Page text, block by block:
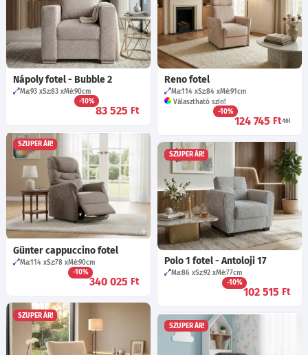
Nápoly fotel - Bubble 2
Ma:93 Sz:83 Mé:90cm
-10%
83 525 Ft
Reno fotel
Ma:114 Sz:84 Mé:91cm
Választható szín!
-10%
124 745 Ft-tól
SZUPER ÁR!
Günter cappuccino fotel
Ma:114 Sz:78 Mé:90cm
-10%
340 025 Ft
SZUPER ÁR!
Polo 1 fotel - Antoloji 17
Ma:86 Sz:92 Mé:77cm
-10%
102 515 Ft
SZUPER ÁR!
SZUPER ÁR!